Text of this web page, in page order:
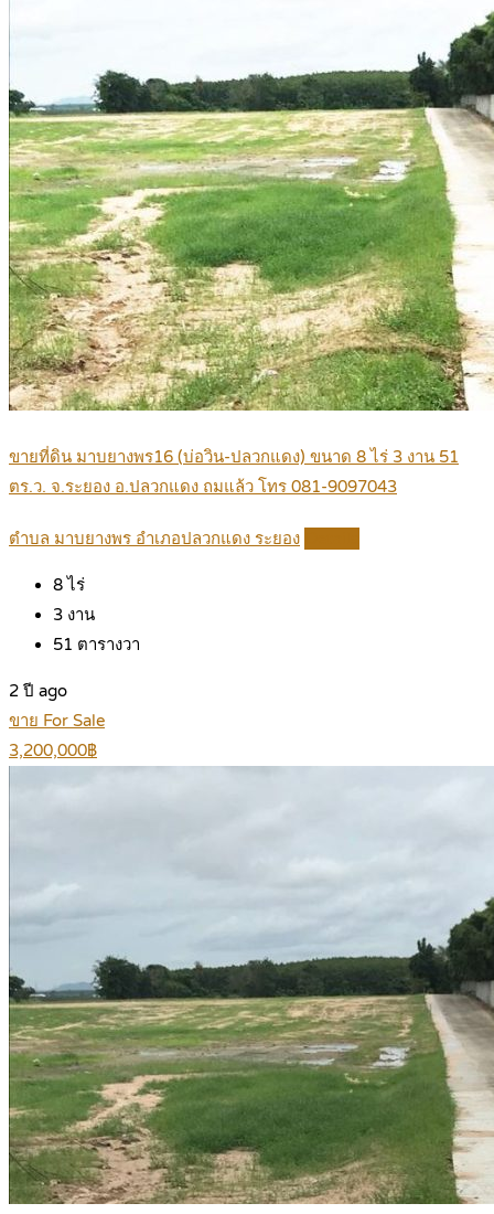
ขายที่ดิน มาบยางพร16 (บ่อวิน-ปลวกแดง) ขนาด 8 ไร่ 3 งาน 51
ตร.ว. จ.ระยอง อ.ปลวกแดง ถมแล้ว โทร 081-9097043
ตำบล มาบยางพร อำเภอปลวกแดง ระยอง
8ไร่
3 งาน
51 ตารางวา
2 ปี ago
ขาย For Sale
3,200,000฿